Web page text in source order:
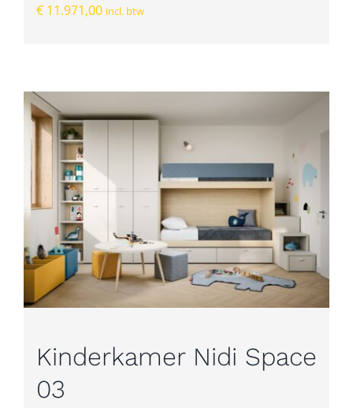
€11.971,00 incl. btw
Kinderkamer Nidi Space
03